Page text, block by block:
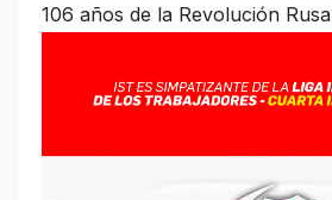
106 años de la Revolución Rusa